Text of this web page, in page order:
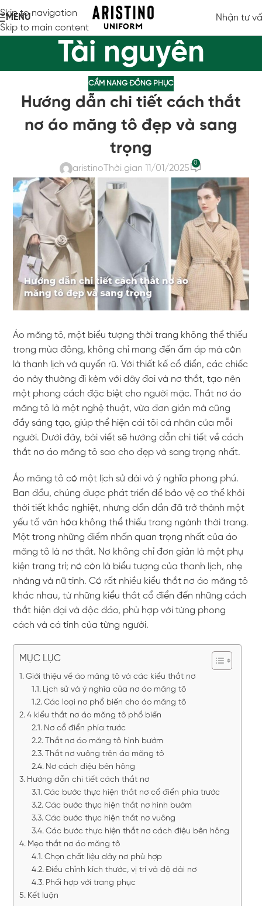
Skip to navigation
Skip to main content
MENU Nhận tư
Tài nguyên
CẨM NANG ĐỒNG PHỤC
Hướng dẫn chi tiết cách thắt
nơ áo măng tô đẹp và sang
trọng
aristino Thời gian 11/01/2025
0
Áo măng tô, một biểu tượng thời trang không thể thiếu
trong mùa đông, không chỉ mang đến ấm áp mà còn
là thanh lịch và quyến rũ. Với thiết kế cổ điển, các chiếc
áo này thường đi kèm với dây đai và nơ thắt, tạo nên
một phong cách đặc biệt cho người mặc. Thắt nơ áo
măng tô là một nghệ thuật, vừa đơn giản mà cũng
đầy sáng tạo, giúp thể hiện cái tôi cá nhân của mỗi
người. Dưới đây, bài viết sẽ hướng dẫn chi tiết về cách
thắt nơ áo măng tô sao cho đẹp và sang trọng nhất.
Áo măng tô có một lịch sử dài và ý nghĩa phong phú.
Ban đầu, chúng được phát triển để bảo vệ cơ thể khỏi
thời tiết khắc nghiệt, nhưng dần dần đã trở thành một
yếu tố văn hóa không thể thiếu trong ngành thời trang.
Một trong những điểm nhấn quan trọng nhất của áo
măng tô là nơ thắt. Nơ không chỉ đơn giản là một phụ
kiện trang trí; nó còn là biểu tượng của thanh lịch, nhẹ
nhàng và nữ tính. Có rất nhiều kiểu thắt nơ áo măng tô
khác nhau, từ những kiểu thắt cổ điển đến những cách
thắt hiện đại và độc đáo, phù hợp với từng phong
cách và cá tính của từng người.
MỤC LỤC
Giới thiệu về áo măng tô và các kiểu thắt nơ
Lịch sử và ý nghĩa của nơ áo măng tô
Các loại nơ phổ biến cho áo măng tô
4 kiểu thắt nơ áo măng tô phổ biến
Nơ cổ điển phía trước
Thắt nơ áo măng tô hình bướm
Thắt nơ vuông trên áo măng tô
Nơ cách điệu bên hông
Hướng dẫn chi tiết cách thắt nơ
Các bước thực hiện thắt nơ cổ điển phía trước
Các bước thực hiện thắt nơ hình bướm
Các bước thực hiện thắt nơ vuông
Các bước thực hiện thắt nơ cách điệu bên hông
Mẹo thắt nơ áo măng tô
Chọn chất liệu dây nơ phù hợp
Điều chỉnh kích thước, vị trí và độ dài nơ
Phối hợp với trang phục
Kết luận